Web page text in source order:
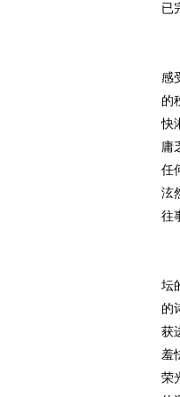
已
感
的
快
庸
任
泫
往
坛
的
获
羞
荣